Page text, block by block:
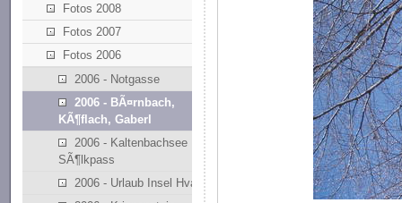
Fotos 2008
Fotos 2007
Fotos 2006
2006 - Notgasse
2006 - BÃ¤rnbach,
KÃ¶flach, Gaberl
2006 - Kaltenbachsee
SÃ¶lkpass
2006 - Urlaub Insel Hvar